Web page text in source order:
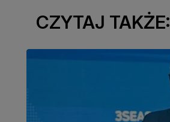
CZYTAJ TAKŻE: